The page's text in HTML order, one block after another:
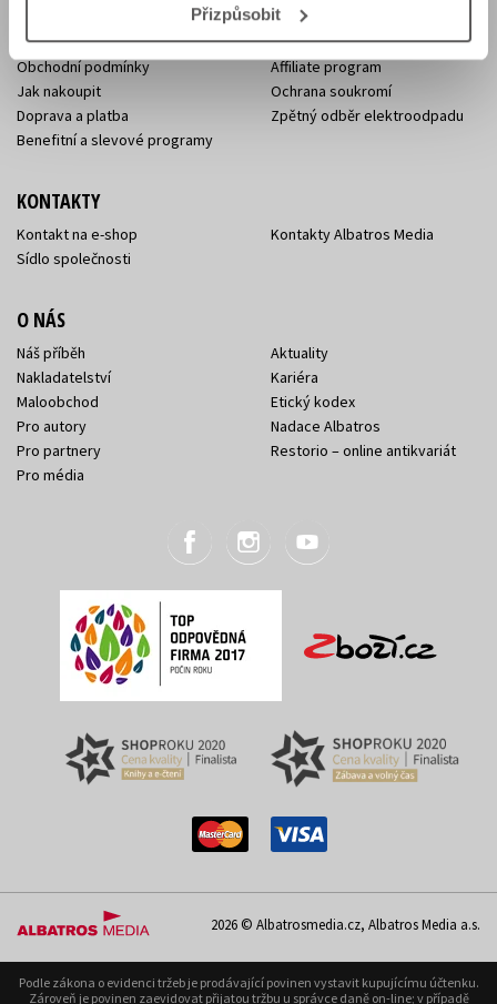
Přizpůsobit
Naši autoři
Obchodní podmínky
Jak nakoupit
Doprava a platba
Benefitní a slevové programy
Knižní novinky
Dárkové poukazy
Affiliate program
Ochrana soukromí
Zpětný odběr elektroodpadu
KONTAKTY
Kontakt na e-shop
Sídlo společnosti
Kontakty Albatros Media
O NÁS
Náš příběh
Nakladatelství
Maloobchod
Pro autory
Pro partnery
Pro média
Aktuality
Kariéra
Etický kodex
Nadace Albatros
Restorio – online antikvariát
2026 © Albatrosmedia.cz, Albatros Media a.s.
Podle zákona o evidenci tržeb je prodávající povinen vystavit kupujícímu účtenku.
Zároveň je povinen zaevidovat přijatou tržbu u správce daně on-line; v případě